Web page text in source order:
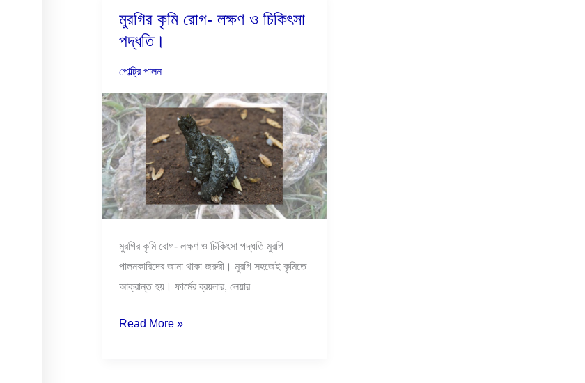
মুরগির কৃমি রোগ- লক্ষণ ও চিকিৎসা
পদ্ধতি।
পোল্ট্রি পালন
মুরগির কৃমি রোগ- লক্ষণ ও চিকিৎসা পদ্ধতি মুরগি
পালনকারিদের জানা থাকা জরুরী। মুরগি সহজেই কৃমিতে
আক্রান্ত হয়। ফার্মের ব্রয়লার, লেয়ার
মুরগির
কৃমি
লক্ষণ
ও
চিকিৎসা
পদ্ধতি।
Read More »